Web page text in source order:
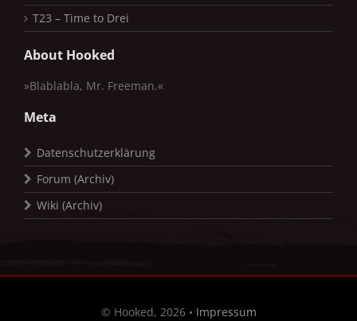
T23 – Time to Drei
About Hooked
»Blablabla, Mr. Freeman.«
Meta
Datenschutzerklärung
Forum (Archiv)
Wiki (Archiv)
© Hooked, 2026 • Impressum